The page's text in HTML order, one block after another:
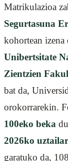
Matrikulazioa
Segurtasuna
kohortean izena
Unibertsitate
Zientzien
bat da,
orokorrarekin.
100eko beka
2026ko
garatuko da,